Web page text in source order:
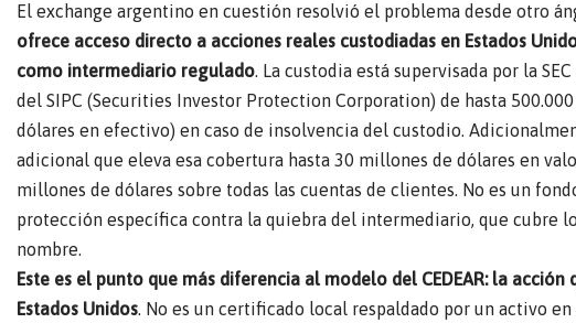
El exchange argentino en cuestión resolvió el problema desde otro
ofrece acceso directo a acciones reales custodiadas en Estados
como intermediario regulado. La custodia está supervisada por la
del SIPC (Securities Investor Protection Corporation) de hasta
dólares en efectivo) en caso de insolvencia del custodio.
adicional que eleva esa cobertura hasta 30 millones de dólares en
millones de dólares sobre todas las cuentas de clientes. No es un
protección específica contra la quiebra del intermediario, que cubre
nombre.
Este es el punto que más diferencia al modelo del CEDEAR: la
Estados Unidos. No es un certificado local respaldado por un activo